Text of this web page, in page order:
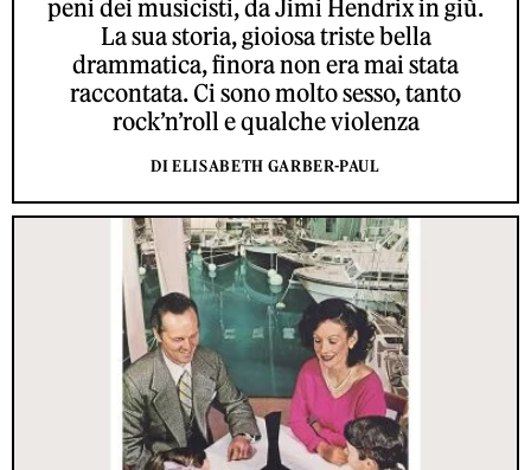
peni dei musicisti, da Jimi Hendrix in giù.
La sua storia, gioiosa triste bella
drammatica, finora non era mai stata
raccontata. Ci sono molto sesso, tanto
rock’n’roll e qualche violenza
DI ELISABETH GARBER-PAUL